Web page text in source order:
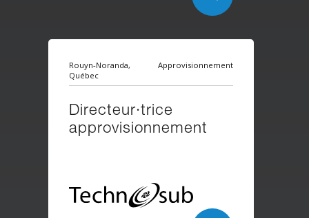
Rouyn-Noranda,
Québec
Approvisionnement
Directeur·trice
approvisionnement